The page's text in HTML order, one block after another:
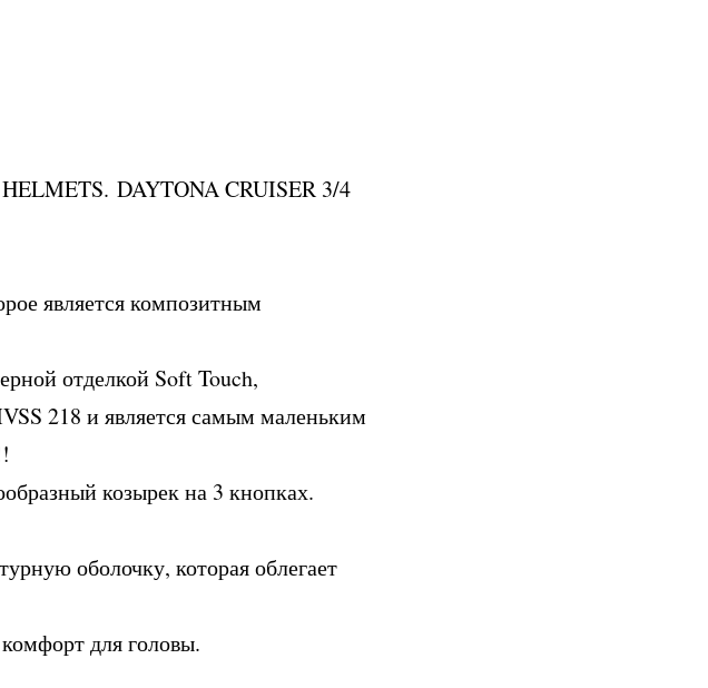
DAYTONA CRUISER 3/4
является композитным
отделкой Soft Touch,
218 и является самым маленьким
козырек на 3 кнопках.
оболочку, которая облегает
для головы.